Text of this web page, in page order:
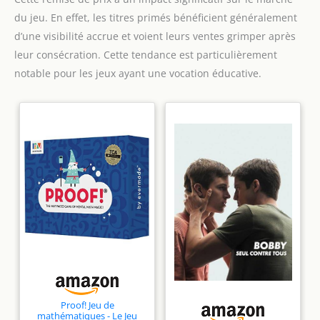
adapté aux filles et garçons de
plus de 10 mois. Fabriqué en
petites pièces ni traces de
pour tout-petits, ils
s’amuseront pendant des
heures en toute sécurité.
enfants
du jeu. En effet, les titres primés bénéficient généralement
d’une visibilité accrue et voient leurs ventes grimper après
leur consécration. Cette tendance est particulièrement
notable pour les jeux ayant une vocation éducative.
Proof! Jeu de
mathématiques - Le Jeu